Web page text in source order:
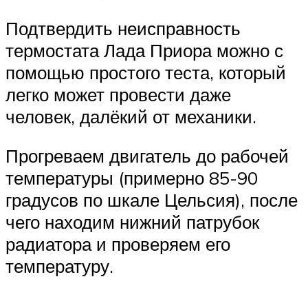
Подтвердить неисправность
термостата Лада Приора можно с
помощью простого теста, который
легко может провести даже
человек, далёкий от механики.
Прогреваем двигатель до рабочей
температуры (примерно 85-90
градусов по шкале Цельсия), после
чего находим нижний патрубок
радиатора и проверяем его
температуру.